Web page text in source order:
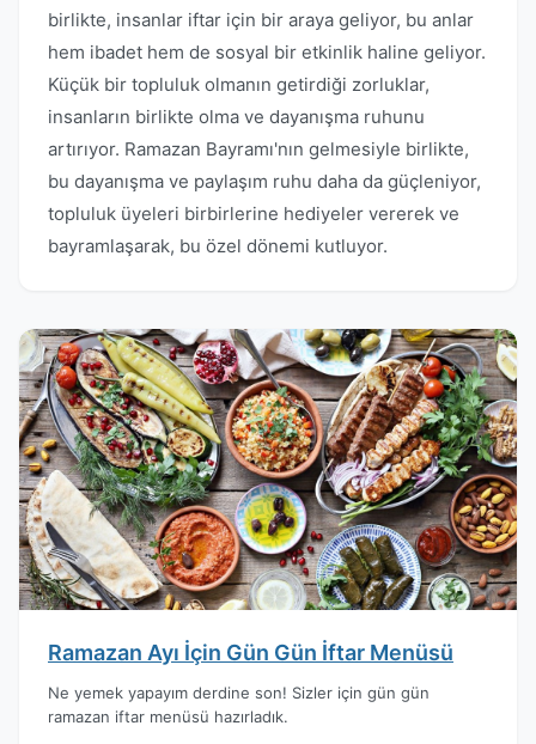
birlikte, insanlar iftar için bir araya geliyor, bu anlar
hem ibadet hem de sosyal bir etkinlik haline geliyor.
Küçük bir topluluk olmanın getirdiği zorluklar,
insanların birlikte olma ve dayanışma ruhunu
artırıyor. Ramazan Bayramı'nın gelmesiyle birlikte,
bu dayanışma ve paylaşım ruhu daha da güçleniyor,
topluluk üyeleri birbirlerine hediyeler vererek ve
bayramlaşarak, bu özel dönemi kutluyor.
Ramazan Ayı İçin Gün Gün İftar Menüsü
Ne yemek yapayım derdine son! Sizler için gün gün
ramazan iftar menüsü hazırladık.